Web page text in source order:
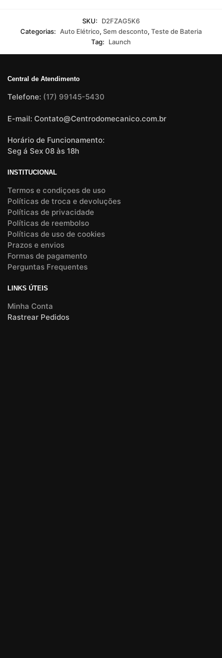
SKU:
D2FZAG5K6
Categorias: Auto Elétrico, Sem desconto, Teste de Bateria
Tag:
Launch
Central de Atendimento
Telefone: (17) 99145-5430
E-mail: Contato@Centrodomecanico.com.br
Horário de Funcionamento:
Seg á Sex 08 às 18h
INSTITUCIONAL
Termos e condiçoes de uso
Políticas de troca e devoluções
Políticas de privacidade
Políticas de reembolso
Políticas de uso de cookies
Prazos e envios
Formas de pagamento
Perguntas Frequentes
LINKS ÚTEIS
Minha Conta
Rastrear Pedidos